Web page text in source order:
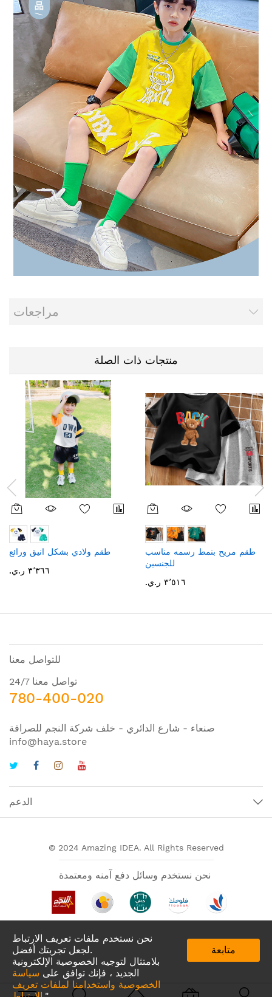
نحن نستخدم ملفات تعريف الارتباط
لجعل تجربتك أفضل.
بلامتثال لتوجيه الخصوصية الإلكترونية
الجديد ، فإنك توافق على سياسة
الخصوصية واستخدامنا لملفات تعريف
متابعة
مراجعات
منتجات ذات الصلة
طقم ولادي بشكل انيق ورائع
٣٬٣٦٦ ر.ي.‏
طقم مريح بنمط رسمه مناسب
للجنسين
٣٬٥١٦ ر.ي.‏
للتواصل معنا
تواصل معنا 24/7
780-400-020
صنعاء - شارع الدائري - خلف شركة النجم للصرافة
info@haya.store
الدعم
© 2024 Amazing IDEA. All Rights Reserved
تطبيقات لدينا في